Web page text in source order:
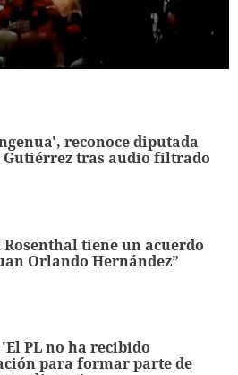
reconoce diputada
Gutiérrez tras audio filtrado
Rosenthal tiene un acuerdo
Orlando Hernández”
PL no ha recibido
para formar parte de